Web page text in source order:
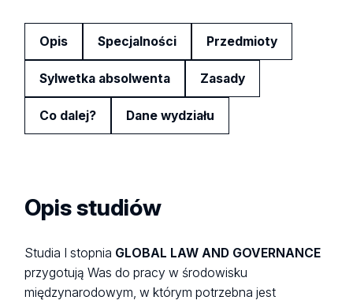
Opis Specjalności Przedmioty
Sylwetka absolwenta Zasady
Co dalej? Dane wydziału
Opis studiów
Studia I stopnia GLOBAL LAW AND GOVERNANCE
przygotują Was do pracy w środowisku
międzynarodowym, w którym potrzebna jest